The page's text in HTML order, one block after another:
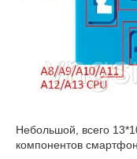
Небольшой, всего
компонентов